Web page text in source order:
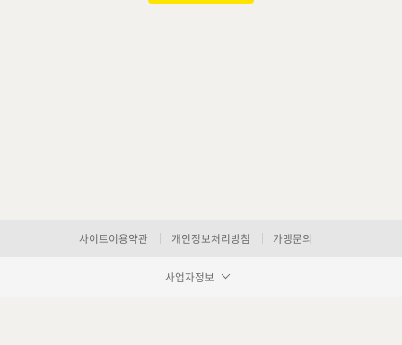
사이트이용약관 개인정보처리방침 가맹문의
사업자정보